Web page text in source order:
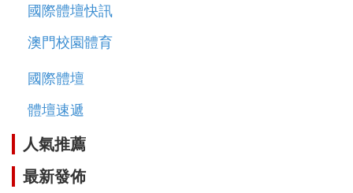
國際體壇快訊
澳門校園體育
國際體壇
體壇速遞
人氣推薦
最新發佈